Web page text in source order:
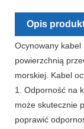
Opis
Ocynowany
powierzchnią
morskiej. Kabel
1. Odporność na
może skutecznie
poprawić